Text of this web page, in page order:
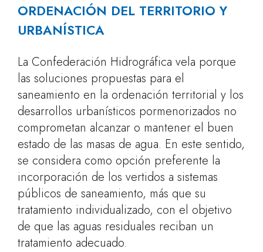
ORDENACIÓN DEL TERRITORIO Y
URBANÍSTICA
La Confederación Hidrográfica vela porque
las soluciones propuestas para el
saneamiento en la ordenación territorial y los
desarrollos urbanísticos pormenorizados no
comprometan alcanzar o mantener el buen
estado de las masas de agua. En este sentido,
se considera como opción preferente la
incorporación de los vertidos a sistemas
públicos de saneamiento, más que su
tratamiento individualizado, con el objetivo
de que las aguas residuales reciban un
tratamiento adecuado.